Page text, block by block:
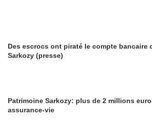
Des escrocs ont piraté le compte bancaire
Sarkozy (presse)
Patrimoine Sarkozy: plus de 2 millions
assurance-vie